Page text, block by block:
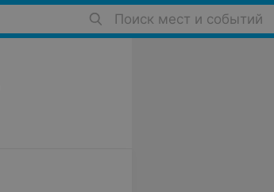
Поиск мест и событий